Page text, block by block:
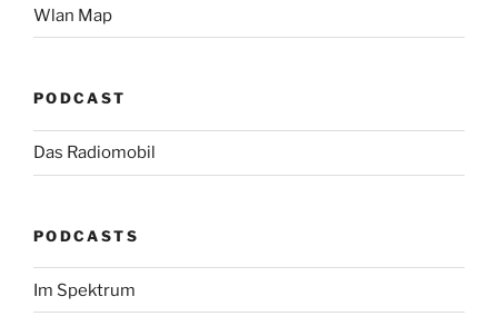
Wlan Map
PODCAST
Das Radiomobil
PODCASTS
Im Spektrum